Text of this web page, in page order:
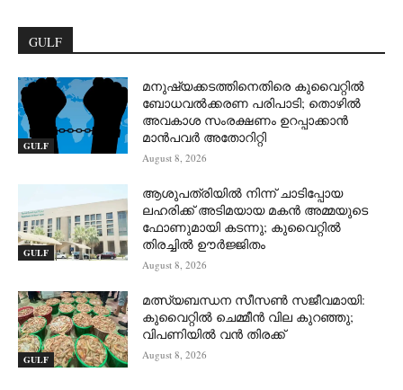
GULF
GULF
മനുഷ്യക്കടത്തിനെതിരെ കുവൈറ്റിൽ
ബോധവൽക്കരണ പരിപാടി; തൊഴിൽ
അവകാശ സംരക്ഷണം ഉറപ്പാക്കാൻ
മാൻപവർ അതോറിറ്റി
August 8, 2026
GULF
ആശുപത്രിയിൽ നിന്ന് ചാടിപ്പോയ
ലഹരിക്ക് അടിമയായ മകൻ അമ്മയുടെ
ഫോണുമായി കടന്നു; കുവൈറ്റിൽ
തിരച്ചിൽ ഊർജ്ജിതം
August 8, 2026
GULF
മത്സ്യബന്ധന സീസൺ സജീവമായി:
കുവൈറ്റിൽ ചെമ്മീൻ വില കുറഞ്ഞു;
വിപണിയിൽ വൻ തിരക്ക്
August 8, 2026